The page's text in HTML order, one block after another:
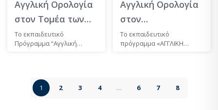
Αγγλική Ορολογία
στον Τομέα των
Επιχειρήσεων-
Τουρισμού
Το εκπαιδευτικό
Πρόγραμμα “Αγγλική
Αγγλική Ορολογία
στον
Χρηματοοικονομικό
Τομέα και στις
Το εκπαιδευτικό
πρόγραμμα «ΑΓΓΛΙΚΗ
1
2 3 4 … 6 7 8